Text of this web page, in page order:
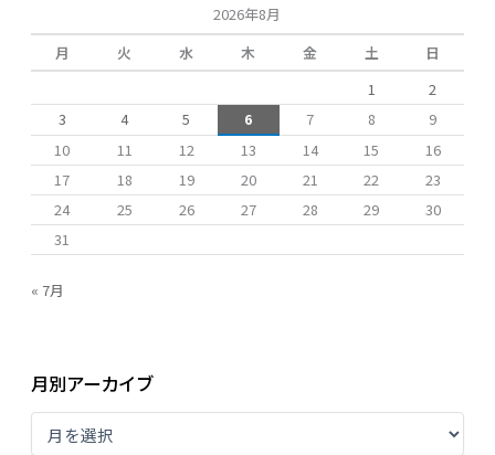
2026年8月
月
火 水 木 金 土
日
1
2
3
4 5 6 7 8
9
10
11 12 13 14 15
16
17
18 19 20 21 22
23
24
25 26 27 28 29
30
31
« 7月
月別アーカイブ